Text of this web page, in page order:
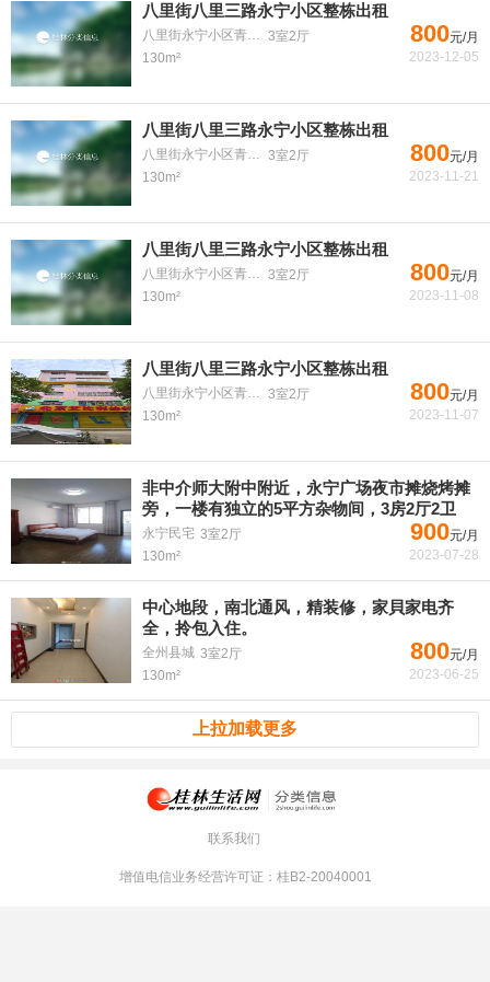
八里街八里三路永宁小区整栋出租
八里街永宁小区青云巷3室2厅
130m²
800元/月
2023-12-05
八里街八里三路永宁小区整栋出租
八里街永宁小区青云巷3室2厅
130m²
800元/月
2023-11-21
八里街八里三路永宁小区整栋出租
八里街永宁小区青云巷3室2厅
130m²
800元/月
2023-11-08
八里街八里三路永宁小区整栋出租
八里街永宁小区青云巷3室2厅
130m²
800元/月
2023-11-07
非中介师大附中附近，永宁广场夜市摊烧烤摊
旁，一楼有独立的5平方杂物间，3房2厅2卫
永宁民宅 3室2厅
130m²
900元/月
2023-07-28
中心地段，南北通风，精装修，家貝家电齐
全，拎包入住。
全州县城 3室2厅
130m²
800元/月
2023-06-25
上拉加载更多
联系我们
增值电信业务经营许可证：桂B2-20040001